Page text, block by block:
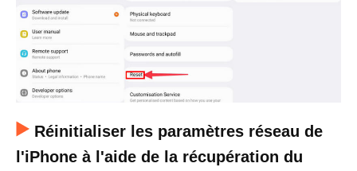
Réinitialiser les paramètres réseau de
l'iPhone à l'aide de la récupération du